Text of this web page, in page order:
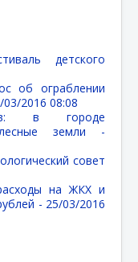
детского
об ограблении
03/2016 08:08
в городе
лесные земли -
совет
на ЖКХ и
- 25/03/2016